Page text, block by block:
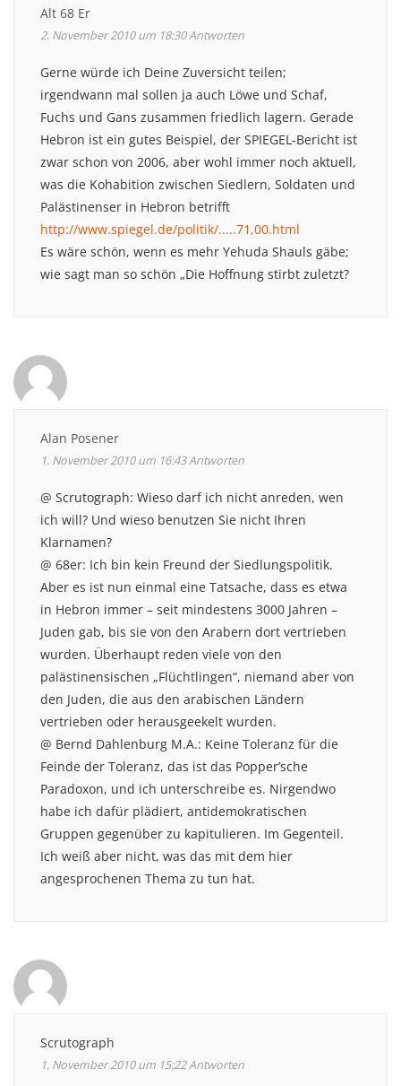
Alt 68 Er
2. November 2010 um 18:30Antworten
Gerne würde ich Deine Zuversicht teilen;
irgendwann mal sollen ja auch Löwe und Schaf,
Fuchs und Gans zusammen friedlich lagern. Gerade
Hebron ist ein gutes Beispiel, der SPIEGEL-Bericht ist
zwar schon von 2006, aber wohl immer noch aktuell,
was die Kohabition zwischen Siedlern, Soldaten und
Palästinenser in Hebron betrifft
http://www.spiegel.de/politik/.....71,00.html
Es wäre schön, wenn es mehr Yehuda Shauls gäbe;
wie sagt man so schön „Die Hoffnung stirbt zuletzt?
Alan Posener
1. November 2010 um 16:43Antworten
@ Scrutograph: Wieso darf ich nicht anreden, wen
ich will? Und wieso benutzen Sie nicht Ihren
Klarnamen?
@ 68er: Ich bin kein Freund der Siedlungspolitik.
Aber es ist nun einmal eine Tatsache, dass es etwa
in Hebron immer – seit mindestens 3000 Jahren –
Juden gab, bis sie von den Arabern dort vertrieben
wurden. Überhaupt reden viele von den
palästinensischen „Flüchtlingen“, niemand aber von
den Juden, die aus den arabischen Ländern
vertrieben oder herausgeekelt wurden.
@ Bernd Dahlenburg M.A.: Keine Toleranz für die
Feinde der Toleranz, das ist das Popper’sche
Paradoxon, und ich unterschreibe es. Nirgendwo
habe ich dafür plädiert, antidemokratischen
Gruppen gegenüber zu kapitulieren. Im Gegenteil.
Ich weiß aber nicht, was das mit dem hier
angesprochenen Thema zu tun hat.
Scrutograph
1. November 2010 um 15:22Antworten